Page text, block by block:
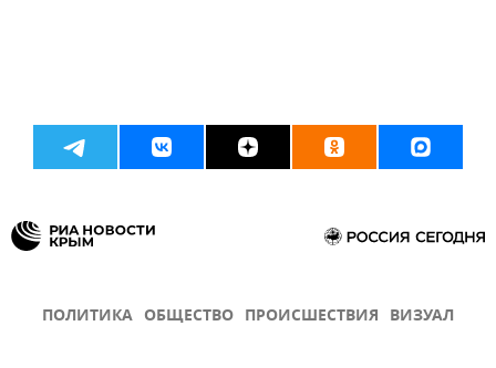
ПОЛИТИКА ОБЩЕСТВО ПРОИСШЕСТВИЯ ВИЗУАЛ